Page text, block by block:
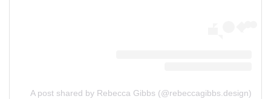
A post shared by Rebecca Gibbs (@rebeccagibbs.design)